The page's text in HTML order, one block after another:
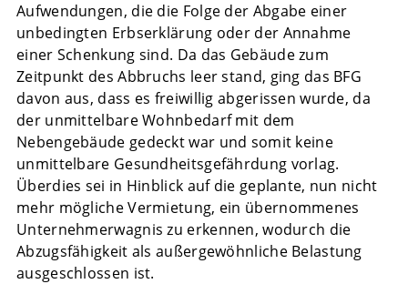
Aufwendungen, die die Folge der Abgabe einer
unbedingten Erbserklärung oder der Annahme
einer Schenkung sind. Da das Gebäude zum
Zeitpunkt des Abbruchs leer stand, ging das BFG
davon aus, dass es freiwillig abgerissen wurde, da
der unmittelbare Wohnbedarf mit dem
Nebengebäude gedeckt war und somit keine
unmittelbare Gesundheitsgefährdung vorlag.
Überdies sei in Hinblick auf die geplante, nun nicht
mehr mögliche Vermietung, ein übernommenes
Unternehmerwagnis zu erkennen, wodurch die
Abzugsfähigkeit als außergewöhnliche Belastung
ausgeschlossen ist.